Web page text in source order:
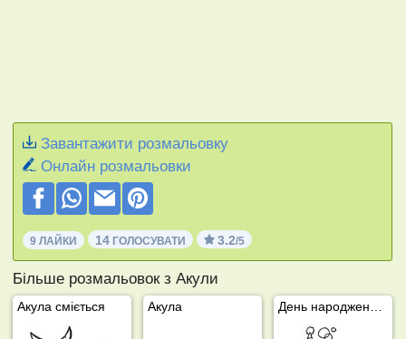
Завантажити розмальовку
Онлайн розмальовки
9 ЛАЙКИ 14 ГОЛОСУВАТИ 3.2/5
Більше розмальовок з Акули
Акула сміється Акула